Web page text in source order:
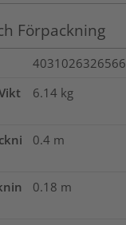
Förpackning
4031026326566
6.14 kg
0.4 m
0.18 m